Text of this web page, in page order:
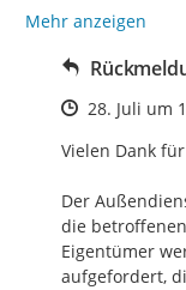
Mehr anzeigen
Zeitpunkt
28. Juli um
Vielen Dank
Der
die
Eigentümer
aufgefordert,